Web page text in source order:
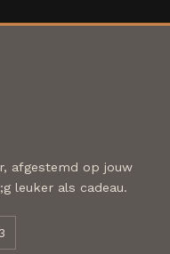
afgestemd op jouw
leuker als cadeau.